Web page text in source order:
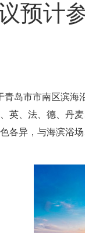
预计
青岛市市南区滨
英、法、德、丹
各异，与海滨浴